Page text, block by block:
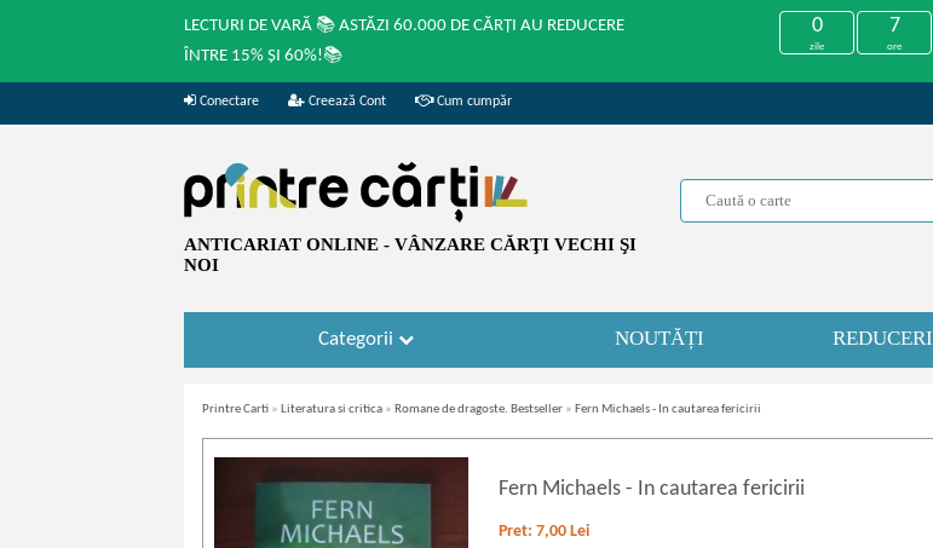
LECTURI DE VARĂ 📚 ASTĂZI 60.000 DE CĂRȚI AU REDUCERE
ÎNTRE 15% ȘI 60%!📚
0
zile
7
ore
Conectare Creează Cont Cum cumpăr
ANTICARIAT ONLINE - VÂNZARE CĂRŢI VECHI ŞI
NOI
Categorii NOUTĂȚI REDUCERI
Printre Carti » Literatura si critica » Romane de dragoste. Bestseller » Fern Michaels - In cautarea fericirii
Fern Michaels - In cautarea fericirii
Pret: 7,00 Lei